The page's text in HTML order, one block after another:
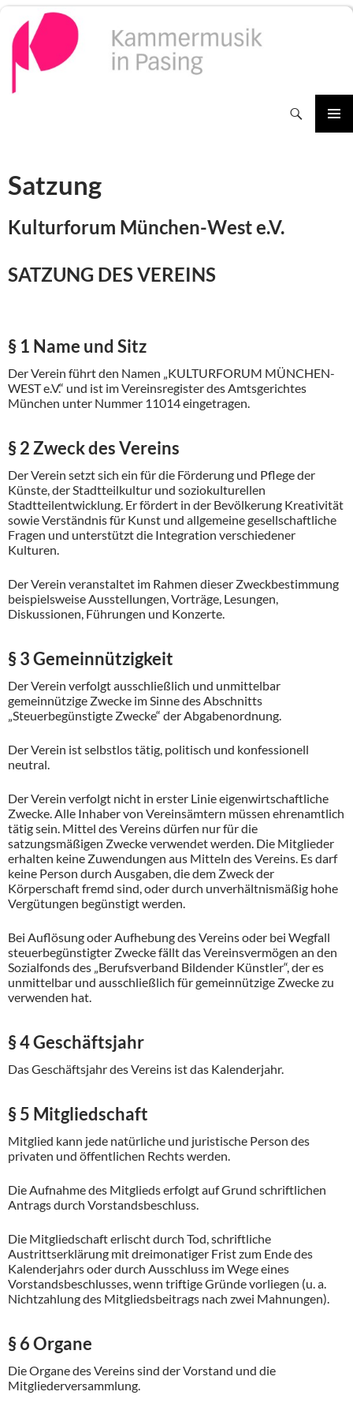
Inhalt
springen
Satzung
Kulturforum München-West e.V.
SATZUNG DES VEREINS
§ 1 Name und Sitz
Der Verein führt den Namen „KULTURFORUM MÜNCHEN-
WEST e.V.“ und ist im Vereinsregister des Amtsgerichtes
München unter Nummer 11014 eingetragen.
§ 2 Zweck des Vereins
Der Verein setzt sich ein für die Förderung und Pflege der
Künste, der Stadtteilkultur und soziokulturellen
Stadtteilentwicklung. Er fördert in der Bevölkerung Kreativität
sowie Verständnis für Kunst und allgemeine gesellschaftliche
Fragen und unterstützt die Integration verschiedener
Kulturen.
Der Verein veranstaltet im Rahmen dieser Zweckbestimmung
beispielsweise Ausstellungen, Vorträge, Lesungen,
Diskussionen, Führungen und Konzerte.
§ 3 Gemeinnützigkeit
Der Verein verfolgt ausschließlich und unmittelbar
gemeinnützige Zwecke im Sinne des Abschnitts
„Steuerbegünstigte Zwecke“ der Abgabenordnung.
Der Verein ist selbstlos tätig, politisch und konfessionell
neutral.
Der Verein verfolgt nicht in erster Linie eigenwirtschaftliche
Zwecke. Alle Inhaber von Vereinsämtern müssen ehrenamtlich
tätig sein. Mittel des Vereins dürfen nur für die
satzungsmäßigen Zwecke verwendet werden. Die Mitglieder
erhalten keine Zuwendungen aus Mitteln des Vereins. Es darf
keine Person durch Ausgaben, die dem Zweck der
Körperschaft fremd sind, oder durch unverhältnismäßig hohe
Vergütungen begünstigt werden.
Bei Auflösung oder Aufhebung des Vereins oder bei Wegfall
steuerbegünstigter Zwecke fällt das Vereinsvermögen an den
Sozialfonds des „Berufsverband Bildender Künstler“, der es
unmittelbar und ausschließlich für gemeinnützige Zwecke zu
verwenden hat.
§ 4 Geschäftsjahr
Das Geschäftsjahr des Vereins ist das Kalenderjahr.
§ 5 Mitgliedschaft
Mitglied kann jede natürliche und juristische Person des
privaten und öffentlichen Rechts werden.
Die Aufnahme des Mitglieds erfolgt auf Grund schriftlichen
Antrags durch Vorstandsbeschluss.
Die Mitgliedschaft erlischt durch Tod, schriftliche
Austrittserklärung mit dreimonatiger Frist zum Ende des
Kalenderjahrs oder durch Ausschluss im Wege eines
Vorstandsbeschlusses, wenn triftige Gründe vorliegen (u. a.
Nichtzahlung des Mitgliedsbeitrags nach zwei Mahnungen).
§ 6 Organe
Die Organe des Vereins sind der Vorstand und die
Mitgliederversammlung.